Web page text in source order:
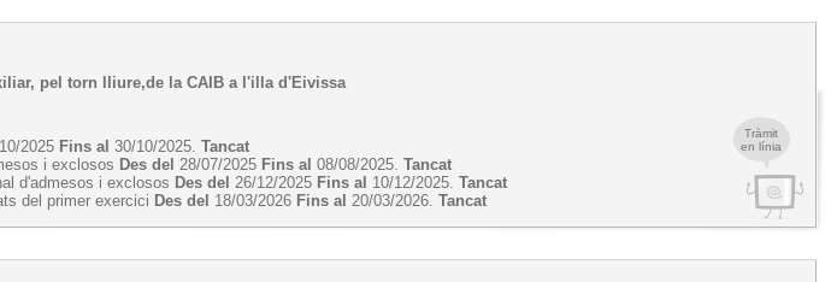
Tràmit
en línia
pel torn lliure,de la CAIB a l'illa d'Eivissa
2025 Fins al 30/10/2025.Tancat
i exclosos Des del 28/07/2025 Fins al 08/08/2025.Tancat
d'admesos i exclosos Des del 26/12/2025 Fins al 10/12/2025.Tancat
del primer exercici Des del 18/03/2026 Fins al 20/03/2026.Tancat